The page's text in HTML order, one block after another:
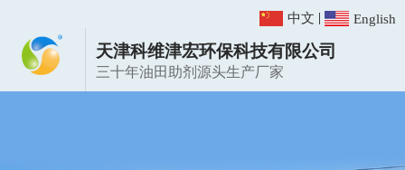
中文 | English
天津科维津宏环保科技有限公司
三十年油田助剂源头生产厂家